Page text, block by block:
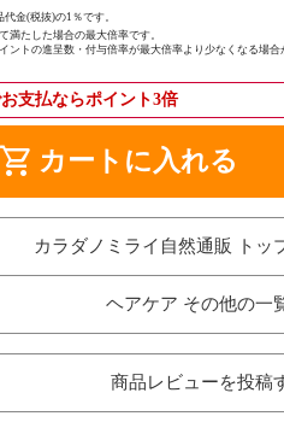
金(税抜)の1％です。
満たした場合の最大倍率です。
ントの進呈数・付与倍率が最大倍率より少なくなる場合
支払ならポイント3倍
shopping_cart カートに入れる
カラダノミライ自然通販 トッ
ヘアケア その他の一
商品レビューを投稿